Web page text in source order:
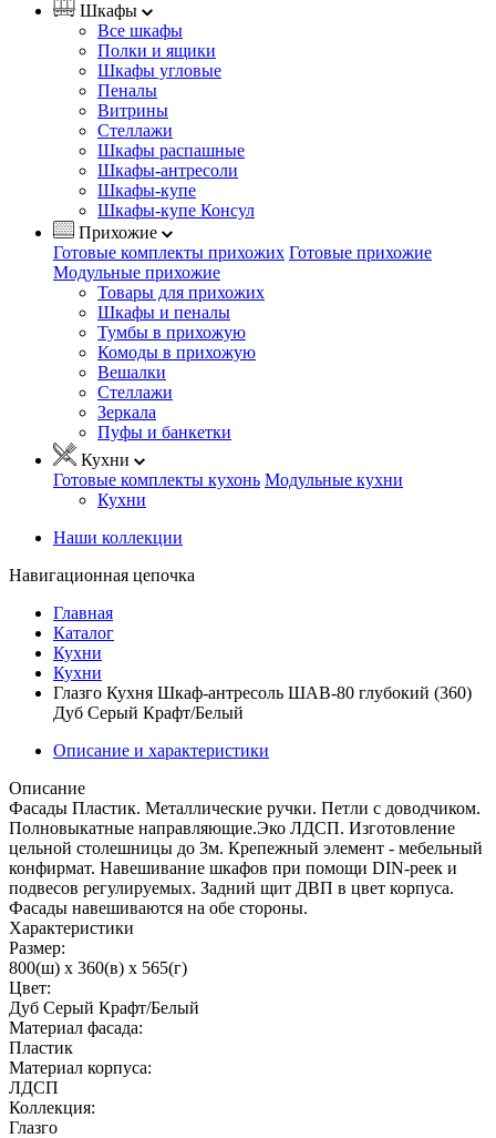
Шкафы
Все шкафы
Полки и ящики
Шкафы угловые
Пеналы
Витрины
Стеллажи
Шкафы распашные
Шкафы-антресоли
Шкафы-купе
Шкафы-купе Консул
Прихожие
Готовые комплекты прихожих Готовые прихожие
Модульные прихожие
Товары для прихожих
Шкафы и пеналы
Тумбы в прихожую
Комоды в прихожую
Вешалки
Стеллажи
Зеркала
Пуфы и банкетки
Кухни
Готовые комплекты кухонь Модульные кухни
Кухни
Наши коллекции
Навигационная цепочка
Главная
Каталог
Кухни
Кухни
Глазго Кухня Шкаф-антресоль ШАВ-80 глубокий (360)
Дуб Серый Крафт/Белый
Описание и характеристики
Описание
Фасады Пластик. Металлические ручки. Петли с доводчиком.
Полновыкатные направляющие.Эко ЛДСП. Изготовление
цельной столешницы до 3м. Крепежный элемент - мебельный
конфирмат. Навешивание шкафов при помощи DIN-реек и
подвесов регулируемых. Задний щит ДВП в цвет корпуса.
Фасады навешиваются на обе стороны.
Характеристики
Размер:
800(ш) x 360(в) x 565(г)
Цвет:
Дуб Серый Крафт/Белый
Материал фасада:
Пластик
Материал корпуса:
ЛДСП
Коллекция:
Глазго